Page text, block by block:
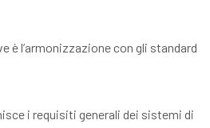
è l’armonizzazione con gli standard
i requisiti generali dei sistemi di